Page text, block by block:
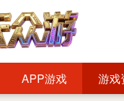
APP游戏 游戏